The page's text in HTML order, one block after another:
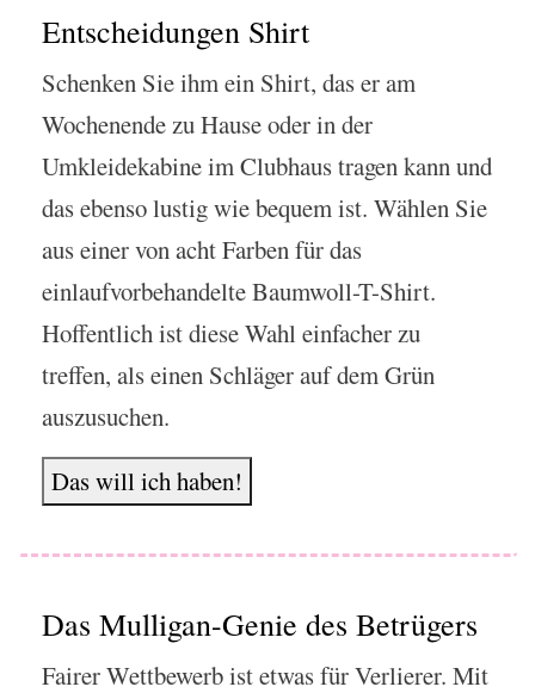
Entscheidungen Shirt
Schenken Sie ihm ein Shirt, das er am
Wochenende zu Hause oder in der
Umkleidekabine im Clubhaus tragen kann und
das ebenso lustig wie bequem ist. Wählen Sie
aus einer von acht Farben für das
einlaufvorbehandelte Baumwoll-T-Shirt.
Hoffentlich ist diese Wahl einfacher zu
treffen, als einen Schläger auf dem Grün
auszusuchen.
Das will ich haben!
Das Mulligan-Genie des Betrügers
Fairer Wettbewerb ist etwas für Verlierer. Mit